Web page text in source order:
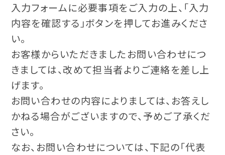
入力フォームに必要事項をご入力の上、「入力
内容を確認する」ボタンを押してお進みくださ
い。
お客様からいただきましたお問い合わせにつ
きましては、改めて担当者よりご連絡を差し上
げます。
お問い合わせの内容によりましては、お答えし
かねる場合がございますので、予めご了承くだ
さい。
なお、お問い合わせについては、下記の「代表